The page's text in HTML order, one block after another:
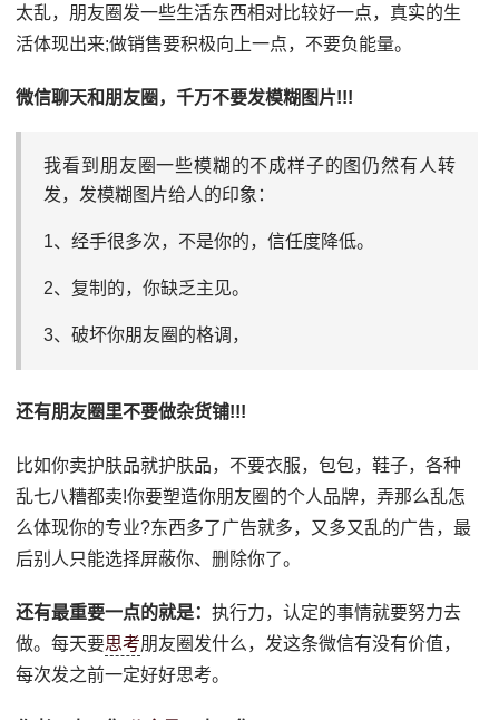
太乱，朋友圈发一些生活东西相对比较好一点，真实的生
活体现出来;做销售要积极向上一点，不要负能量。
微信聊天和朋友圈，千万不要发模糊图片!!!
我看到朋友圈一些模糊的不成样子的图仍然有人转
发，发模糊图片给人的印象：
1、经手很多次，不是你的，信任度降低。
2、复制的，你缺乏主见。
3、破坏你朋友圈的格调，
还有朋友圈里不要做杂货铺!!!
比如你卖护肤品就护肤品，不要衣服，包包，鞋子，各种
乱七八糟都卖!你要塑造你朋友圈的个人品牌，弄那么乱怎
么体现你的专业?东西多了广告就多，又多又乱的广告，最
后别人只能选择屏蔽你、删除你了。
还有最重要一点的就是：执行力，认定的事情就要努力去
做。每天要思考朋友圈发什么，发这条微信有没有价值，
每次发之前一定好好思考。